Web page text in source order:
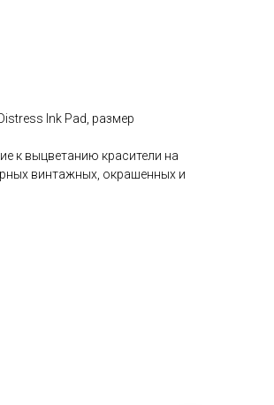
Ink Pad, размер
к выцветанию красители на
винтажных, окрашенных и